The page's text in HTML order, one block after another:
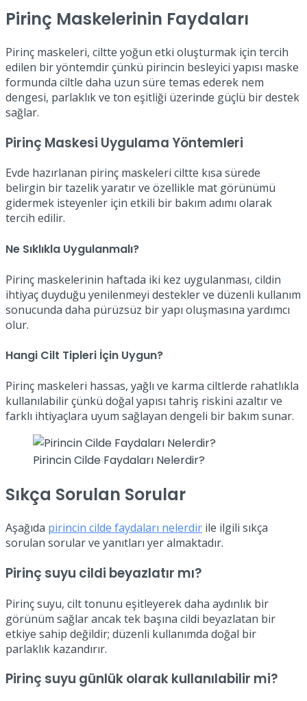
Pirinç Maskelerinin Faydaları
Pirinç maskeleri, ciltte yoğun etki oluşturmak için tercih
edilen bir yöntemdir çünkü pirincin besleyici yapısı maske
formunda ciltle daha uzun süre temas ederek nem
dengesi, parlaklık ve ton eşitliği üzerinde güçlü bir destek
sağlar.
Pirinç Maskesi Uygulama Yöntemleri
Evde hazırlanan pirinç maskeleri ciltte kısa sürede
belirgin bir tazelik yaratır ve özellikle mat görünümü
gidermek isteyenler için etkili bir bakım adımı olarak
tercih edilir.
Ne Sıklıkla Uygulanmalı?
Pirinç maskelerinin haftada iki kez uygulanması, cildin
ihtiyaç duyduğu yenilenmeyi destekler ve düzenli kullanım
sonucunda daha pürüzsüz bir yapı oluşmasına yardımcı
olur.
Hangi Cilt Tipleri İçin Uygun?
Pirinç maskeleri hassas, yağlı ve karma ciltlerde rahatlıkla
kullanılabilir çünkü doğal yapısı tahriş riskini azaltır ve
farklı ihtiyaçlara uyum sağlayan dengeli bir bakım sunar.
Pirincin Cilde Faydaları Nelerdir?
Sıkça Sorulan Sorular
Aşağıda pirincin cilde faydaları nelerdir ile ilgili sıkça
sorulan sorular ve yanıtları yer almaktadır.
Pirinç suyu cildi beyazlatır mı?
Pirinç suyu, cilt tonunu eşitleyerek daha aydınlık bir
görünüm sağlar ancak tek başına cildi beyazlatan bir
etkiye sahip değildir; düzenli kullanımda doğal bir
parlaklık kazandırır.
Pirinç suyu günlük olarak kullanılabilir mi?